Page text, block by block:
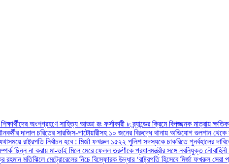
শিক্ষার্থীদের অংশগ্রহণে সাহিত্য আড্ডা রং ফর্সাকারী ৮ ব্র্যান্ডের ক্রিমে বিপজ্জনক মাত্রায়
দালাল চরিত্রেসারজিস-পাটোয়ারীসহ ১০ জনের বিরুদ্ধে থানায় অভিযোগ গুলশান থেকে
রাষ্ট্রপতি নির্বাচন হবে : মির্জা ফখরুল ১৫২২ পুলিশ সদস্যকে চাকরিতে পুনর্বহালের
ছিন্ন না করায় মা-ভাই মিলে মেরে ফেলল তরুণীকে প্রধানমন্ত্রীর সঙ্গে নবনিযুক্ত
রহমানমতিঝিলে মেট্রোরেলের নিচে বিস্ফোরক উদ্ধার ‘রাষ্ট্রপতি হিসেবে মির্জা ফখরুল